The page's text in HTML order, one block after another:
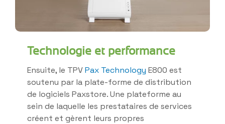
Technologie et performance
Ensuite, le TPVPax Technology E800 est
soutenu par la plate-forme de distribution
de logiciels Paxstore. Une plateforme au
sein de laquelle les prestataires de services
créent et gèrent leurs propres